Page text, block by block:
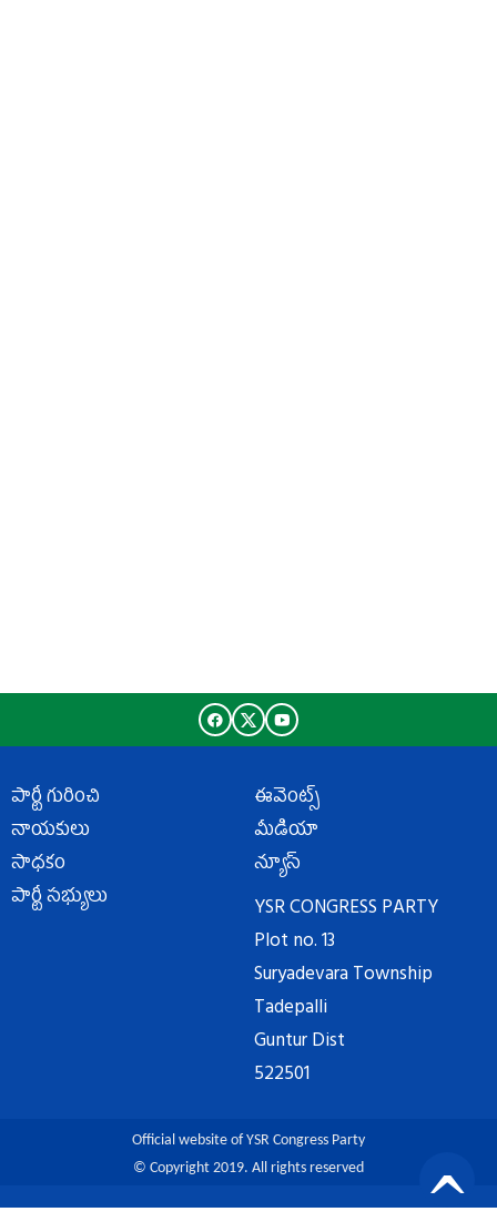
పార్టీ గురించి
నాయకులు
సాధకం
పార్టీ సభ్యులు
ఈవెంట్స్
మీడియా
న్యూస్
YSR CONGRESS PARTY
Plot no. 13
Suryadevara Township
Tadepalli
Guntur Dist
522501
Official website of YSR Congress Party
© Copyright 2019. All rights reserved